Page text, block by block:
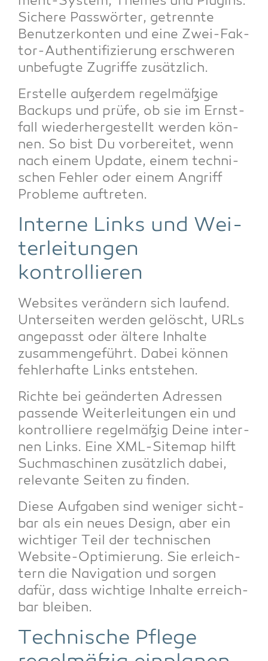
Siche­re Pass­wör­ter, getrenn­te
Benut­zer­kon­ten und eine Zwei-Fak­
tor-Authen­ti­fi­zie­rung erschwe­ren
unbe­fug­te Zugrif­fe zusätzlich.
Erstel­le außer­dem regel­mä­ßi­ge
Back­ups und prü­fe, ob sie im Ernst­
fall wie­der­her­ge­stellt wer­den kön­
nen. So bist Du vor­be­rei­tet, wenn
nach einem Update, einem tech­ni­
schen Feh­ler oder einem Angriff
Pro­ble­me auftreten.
Inter­ne Links und Wei­
ter­lei­tun­gen
kontrollieren
Web­sites ver­än­dern sich lau­fend.
Unter­sei­ten wer­den gelöscht, URLs
ange­passt oder älte­re Inhal­te
zusam­men­ge­führt. Dabei kön­nen
feh­ler­haf­te Links entstehen.
Rich­te bei geän­der­ten Adres­sen
pas­sen­de Wei­ter­lei­tun­gen ein und
kon­trol­lie­re regel­mä­ßig Dei­ne inter­
nen Links. Eine XML-Site­map hilft
Such­ma­schi­nen zusätz­lich dabei,
rele­van­te Sei­ten zu finden.
Die­se Auf­ga­ben sind weni­ger sicht­
bar als ein neu­es Design, aber ein
wich­ti­ger Teil der tech­ni­schen
Web­site-Opti­mie­rung. Sie erleich­
tern die Navi­ga­ti­on und sor­gen
dafür, dass wich­ti­ge Inhal­te erreich­
bar bleiben.
Tech­ni­sche Pfle­ge